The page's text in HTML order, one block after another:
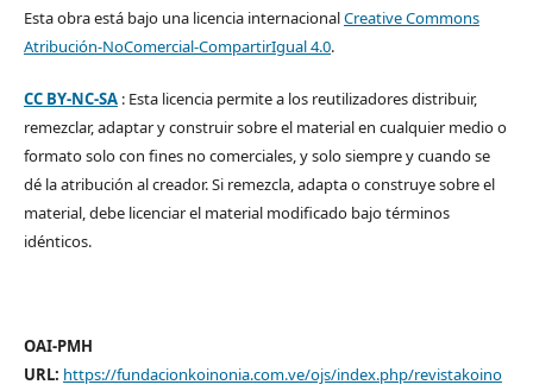
Esta obra está bajo una licencia internacionalCreative Commons
Atribución-NoComercial-CompartirIgual 4.0.
CC BY-NC-SA: Esta licencia permite a los reutilizadores distribuir,
remezclar, adaptar y construir sobre el material en cualquier medio o
formato solo con fines no comerciales, y solo siempre y cuando se
dé la atribución al creador. Si remezcla, adapta o construye sobre el
material, debe licenciar el material modificado bajo términos
idénticos.
OAI-PMH
URL: https://fundacionkoinonia.com.ve/ojs/index.php/revistakoino